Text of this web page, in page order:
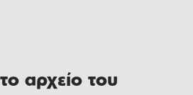
αρχείο του